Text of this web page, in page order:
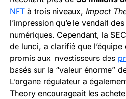
NFT à trois niveaux, Impact
l’impression qu’elle vendait
numériques. Cependant, la
de lundi, a clarifié que l’équipe
promis aux investisseurs des
basés sur la “valeur énorme”
L’organe régulateur a
Theory encourageait les